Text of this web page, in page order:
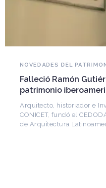
NOVEDADES DEL
Falleció Ramón
patrimonio
Arquitecto, historiador e
CONICET, fundó el
de Arquitectura